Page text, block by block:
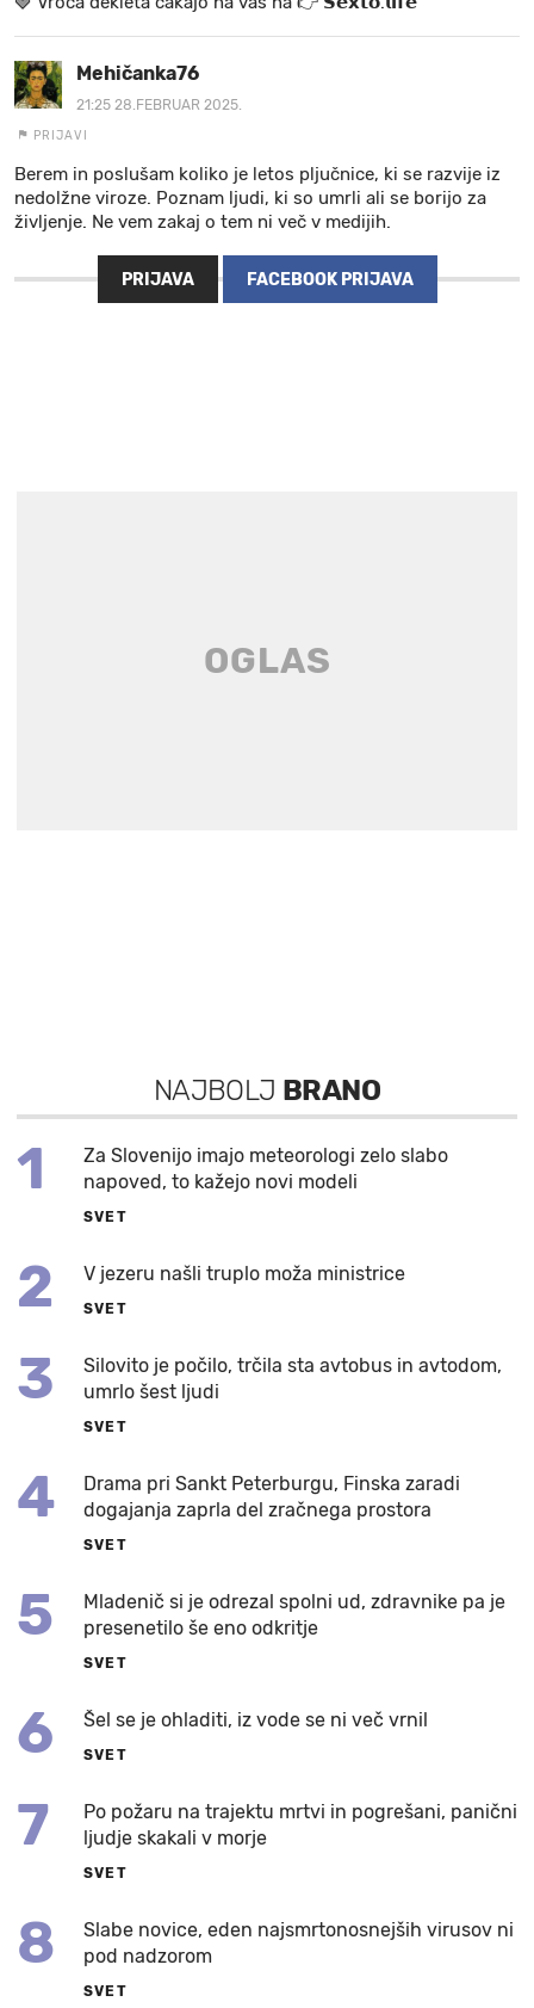
Mehičanka76
21:25 28.FEBRUAR 2025.
PRIJAVI
Berem in poslušam koliko je letos pljučnice, ki se razvije iz
nedolžne viroze. Poznam ljudi, ki so umrli ali se borijo za
življenje. Ne vem zakaj o tem ni več v medijih.
PRIJAVA FACEBOOK PRIJAVA
NAJBOLJ BRANO
1
Za Slovenijo imajo meteorologi zelo slabo
napoved, to kažejo novi modeli
SVET
2 V jezeru našli truplo moža ministrice
SVET
3
Silovito je počilo, trčila sta avtobus in avtodom,
umrlo šest ljudi
SVET
4
Drama pri Sankt Peterburgu, Finska zaradi
dogajanja zaprla del zračnega prostora
SVET
5
Mladenič si je odrezal spolni ud, zdravnike pa je
presenetilo še eno odkritje
SVET
6 Šel se je ohladiti, iz vode se ni več vrnil
SVET
7
Po požaru na trajektu mrtvi in pogrešani, panični
ljudje skakali v morje
SVET
8
Slabe novice, eden najsmrtonosnejših virusov ni
pod nadzorom
SVET